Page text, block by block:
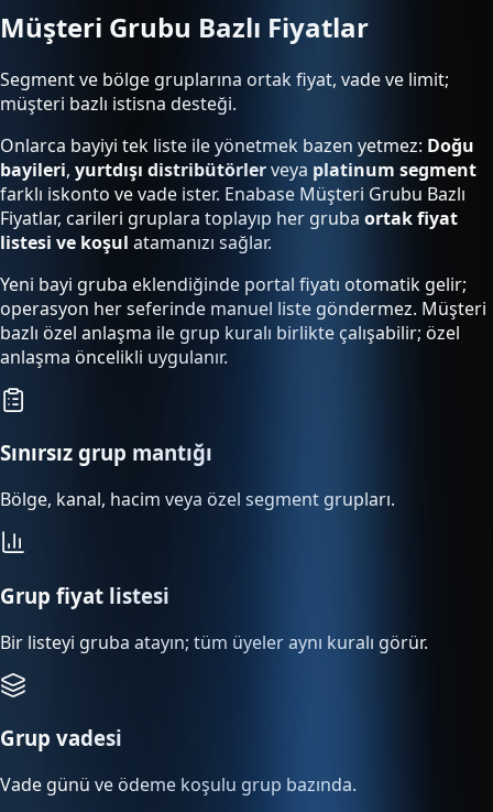
Müşteri Grubu Bazlı Fiyatlar
Segment ve bölge gruplarına ortak fiyat, vade ve limit;
müşteri bazlı istisna desteği.
Onlarca bayiyi tek liste ile yönetmek bazen yetmez: Doğu
bayileri, yurtdışı distribütörlerveya platinum segment
farklı iskonto ve vade ister. Enabase Müşteri Grubu Bazlı
Fiyatlar, carileri gruplara toplayıp her gruba ortak fiyat
listesi ve koşul atamanızı sağlar.
Yeni bayi gruba eklendiğinde portal fiyatı otomatik gelir;
operasyon her seferinde manuel liste göndermez. Müşteri
bazlı özel anlaşma ile grup kuralı birlikte çalışabilir; özel
anlaşma öncelikli uygulanır.
Sınırsız grup mantığı
Bölge, kanal, hacim veya özel segment grupları.
Grup fiyat listesi
Bir listeyi gruba atayın; tüm üyeler aynı kuralı görür.
Grup vadesi
Vade günü ve ödeme koşulu grup bazında.